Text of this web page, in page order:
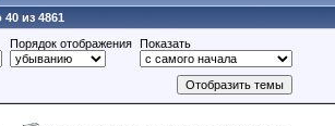
из 4861
Порядок отображения Показать